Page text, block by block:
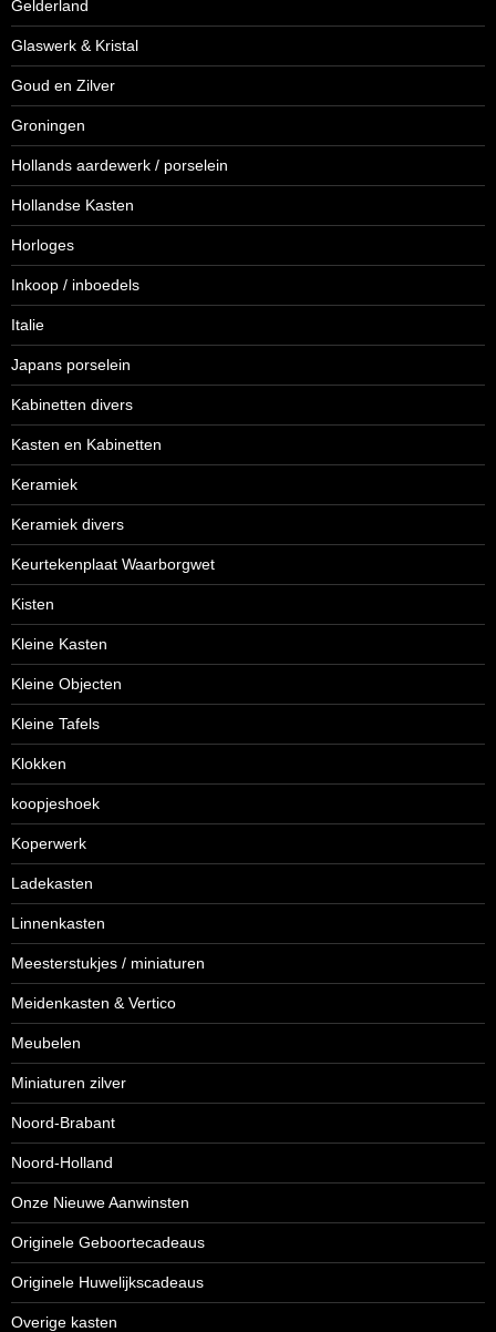
Gelderland
Glaswerk & Kristal
Goud en Zilver
Groningen
Hollands aardewerk / porselein
Hollandse Kasten
Horloges
Inkoop / inboedels
Italie
Japans porselein
Kabinetten divers
Kasten en Kabinetten
Keramiek
Keramiek divers
Keurtekenplaat Waarborgwet
Kisten
Kleine Kasten
Kleine Objecten
Kleine Tafels
Klokken
koopjeshoek
Koperwerk
Ladekasten
Linnenkasten
Meesterstukjes / miniaturen
Meidenkasten & Vertico
Meubelen
Miniaturen zilver
Noord-Brabant
Noord-Holland
Onze Nieuwe Aanwinsten
Originele Geboortecadeaus
Originele Huwelijkscadeaus
Overige kasten